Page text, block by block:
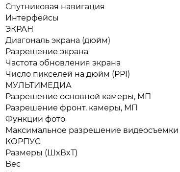
Спутниковая навигация
Интерфейсы
ЭКРАН
Диагональ экрана (дюйм)
Разрешение экрана
Частота обновления экрана
Число пикселей на дюйм (PPI)
МУЛЬТИМЕДИА
Разрешение основной камеры, МП
Разрешение фронт. камеры, МП
Функции фото
Максимальное разрешение видеосъемки
КОРПУС
Размеры (ШxВxТ)
Вес